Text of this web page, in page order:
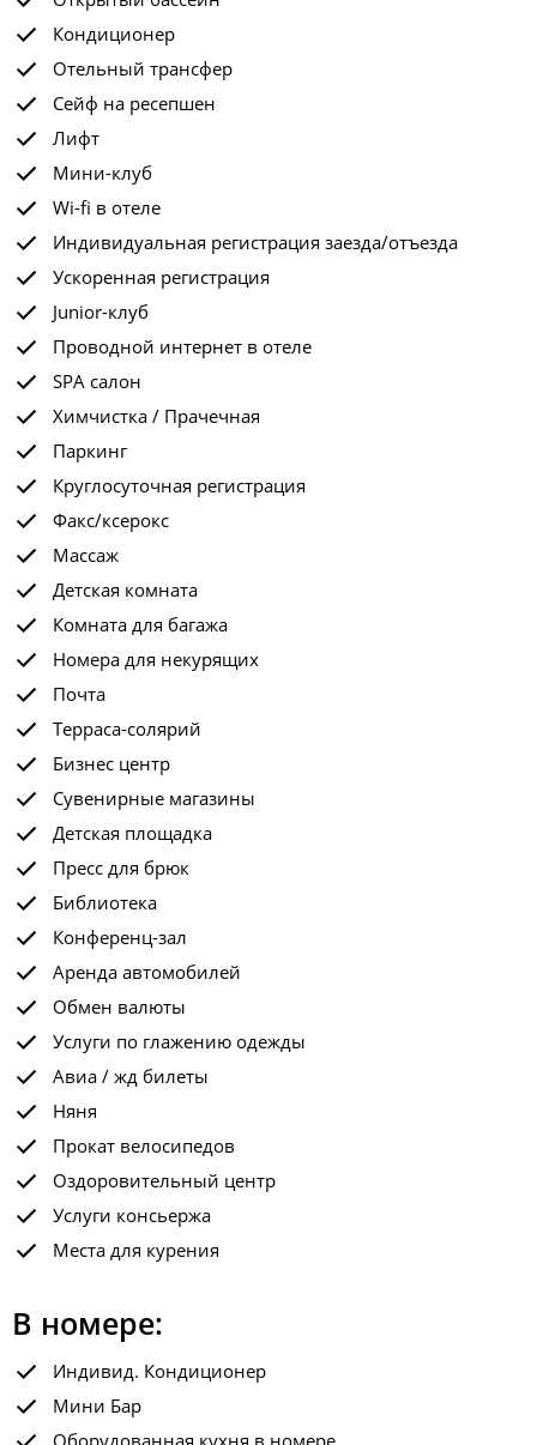
Кондиционер
Отельный трансфер
Сейф на ресепшен
Лифт
Мини-клуб
Wi-fi в отеле
Индивидуальная регистрация заезда/отъезда
Ускоренная регистрация
Junior-клуб
Проводной интернет в отеле
SPA салон
Химчистка / Прачечная
Паркинг
Круглосуточная регистрация
Факс/ксерокс
Массаж
Детская комната
Комната для багажа
Номера для некурящих
Почта
Терраса-солярий
Бизнес центр
Сувенирные магазины
Детская площадка
Пресс для брюк
Библиотека
Конференц-зал
Аренда автомобилей
Обмен валюты
Услуги по глажению одежды
Авиа / жд билеты
Няня
Прокат велосипедов
Оздоровительный центр
Услуги консьержа
Места для курения
В номере:
Индивид. Кондиционер
Мини Бар
Оборудованная кухня в номере